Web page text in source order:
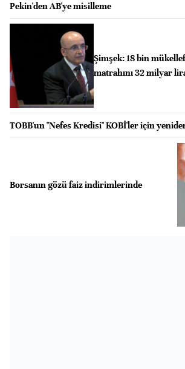
Pekin'den AB'ye misilleme
Şimşek: 18 bin
matrahını 32 milyar
TOBB'un "Nefes Kredisi" KOBİ'ler için
Borsanın gözü faiz indirimlerinde